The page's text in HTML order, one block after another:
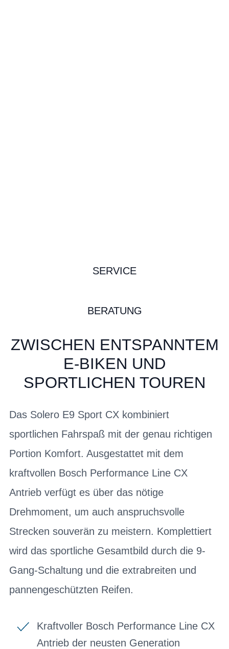
SERVICE
BERATUNG
ZWISCHEN ENTSPANNTEM
E-BIKEN UND
SPORTLICHEN TOUREN
Das Solero E9 Sport CX kombiniert
sportlichen Fahrspaß mit der genau richtigen
Portion Komfort. Ausgestattet mit dem
kraftvollen Bosch Performance Line CX
Antrieb verfügt es über das nötige
Drehmoment, um auch anspruchsvolle
Strecken souverän zu meistern. Komplettiert
wird das sportliche Gesamtbild durch die 9-
Gang-Schaltung und die extrabreiten und
pannengeschützten Reifen.
Kraftvoller Bosch Performance Line CX
Antrieb der neusten Generation